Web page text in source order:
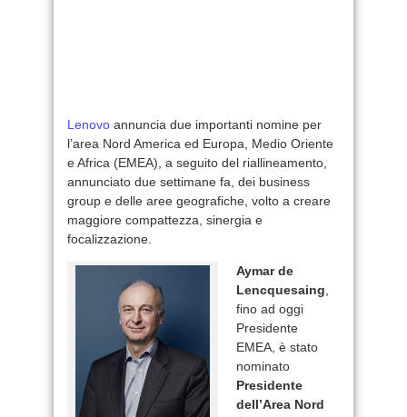
Lenovo annuncia due importanti nomine per
l’area Nord America ed Europa, Medio Oriente
e Africa (EMEA), a seguito del riallineamento,
annunciato due settimane fa, dei business
group e delle aree geografiche, volto a creare
maggiore compattezza, sinergia e
focalizzazione.
Aymar de
Lencquesaing
fino ad oggi
Presidente
EMEA, è stato
nominato
Presidente
dell’Area Nord